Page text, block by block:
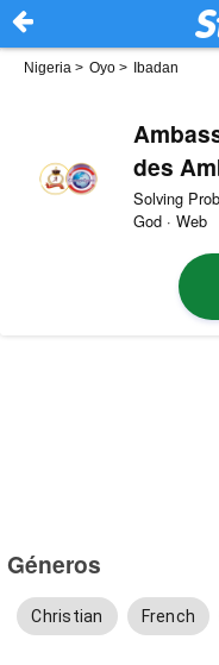
Nigeria > Oyo > Ibadan
des
Solving
God · Web
Géneros
Christian French